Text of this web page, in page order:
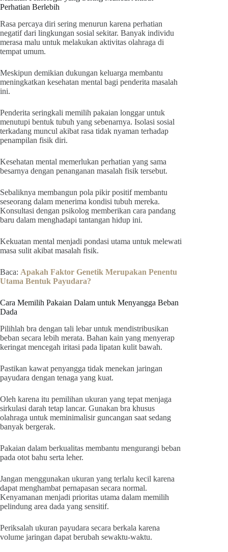
Perhatian Berlebih
Rasa percaya diri sering menurun karena perhatian
negatif dari lingkungan sosial sekitar. Banyak individu
merasa malu untuk melakukan aktivitas olahraga di
tempat umum.
Meskipun demikian dukungan keluarga membantu
meningkatkan kesehatan mental bagi penderita masalah
ini.
Penderita seringkali memilih pakaian longgar untuk
menutupi bentuk tubuh yang sebenarnya. Isolasi sosial
terkadang muncul akibat rasa tidak nyaman terhadap
penampilan fisik diri.
Kesehatan mental memerlukan perhatian yang sama
besarnya dengan penanganan masalah fisik tersebut.
Sebaliknya membangun pola pikir positif membantu
seseorang dalam menerima kondisi tubuh mereka.
Konsultasi dengan psikolog memberikan cara pandang
baru dalam menghadapi tantangan hidup ini.
Kekuatan mental menjadi pondasi utama untuk melewati
masa sulit akibat masalah fisik.
Baca: Apakah Faktor Genetik Merupakan Penentu
Utama Bentuk Payudara?
Cara Memilih Pakaian Dalam untuk Menyangga Beban
Dada
Pilihlah bra dengan tali lebar untuk mendistribusikan
beban secara lebih merata. Bahan kain yang menyerap
keringat mencegah iritasi pada lipatan kulit bawah.
Pastikan kawat penyangga tidak menekan jaringan
payudara dengan tenaga yang kuat.
Oleh karena itu pemilihan ukuran yang tepat menjaga
sirkulasi darah tetap lancar. Gunakan bra khusus
olahraga untuk meminimalisir guncangan saat sedang
banyak bergerak.
Pakaian dalam berkualitas membantu mengurangi beban
pada otot bahu serta leher.
Jangan menggunakan ukuran yang terlalu kecil karena
dapat menghambat pernapasan secara normal.
Kenyamanan menjadi prioritas utama dalam memilih
pelindung area dada yang sensitif.
Periksalah ukuran payudara secara berkala karena
volume jaringan dapat berubah sewaktu-waktu.